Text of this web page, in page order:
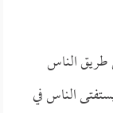
الناس
الناس في